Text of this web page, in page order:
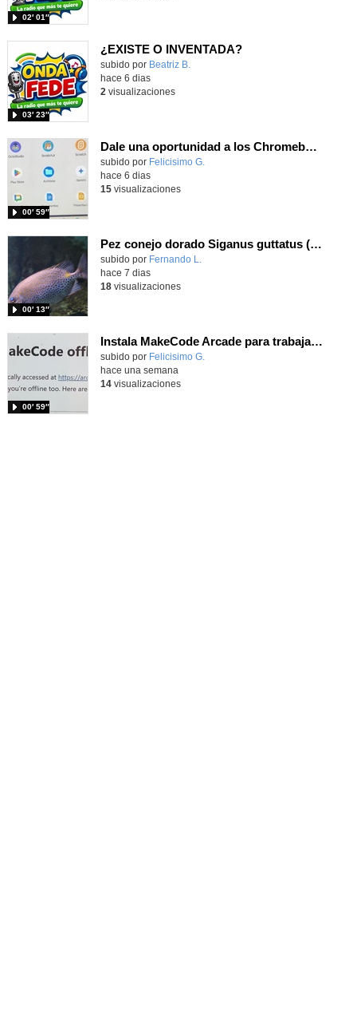
02′ 01″
¿EXISTE O INVENTADA?
Contenido educativo.
subido por Beatriz B.
03′ 23″
hace 6 dias
2 visualizaciones
Dale una oportunidad a los Chromebooks y utiliza un proyector para realizar talleres si no tienes pantallas táctiles
Contenido educativo.
subido por Felicisimo G.
00′ 59″
hace 6 dias
15visualizaciones
Pez conejo dorado Siganus guttatus (Bloch, 1786)
Contenido educativo.
subido por Fernando L.
00′ 13″
hace 7 dias
18visualizaciones
Instala MakeCode Arcade para trabajar offline en tu tablet, ordenador, Chromebook
Contenido educativo.
subido por Felicisimo G.
00′ 59″
hace una semana
14visualizaciones